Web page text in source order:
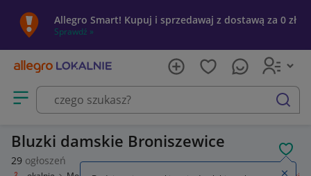
Allegro Smart! Kupuj i sprzedawaj z dostawą za 0 zł
Sprawdź »
Otwórz menu z kategoriami
szukaj
Bluzki damskie Broniszewice
29 ogłoszeń